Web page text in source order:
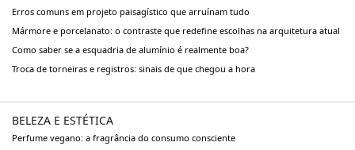
Erros comuns em projeto paisagístico que arruínam tudo
Mármore e porcelanato: o contraste que redefine escolhas na arquitetura atual
Como saber se a esquadria de alumínio é realmente boa?
Troca de torneiras e registros: sinais de que chegou a hora
BELEZA E ESTÉTICA
Perfume vegano: a fragrância do consumo consciente